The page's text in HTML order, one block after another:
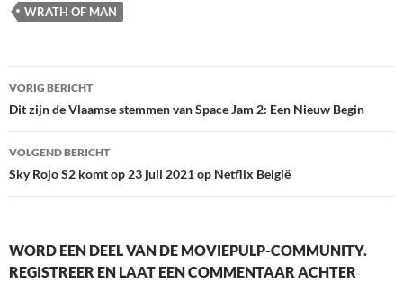
WRATH OF MAN
Berichtnavigatie
VORIG BERICHT
Dit zijn de Vlaamse stemmen van Space Jam 2: Een Nieuw Begin
VOLGEND BERICHT
Sky Rojo S2 komt op 23 juli 2021 op Netflix België
WORD EEN DEEL VAN DE MOVIEPULP-COMMUNITY.
REGISTREER EN LAAT EEN COMMENTAAR ACHTER